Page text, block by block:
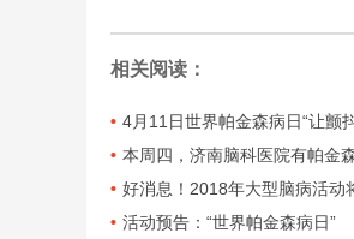
相关阅读：
4月11日世界帕金森病日“让颤
本周四，济南脑科医院有帕金
好消息！2018年大型脑病活动
活动预告：“世界帕金森病日”